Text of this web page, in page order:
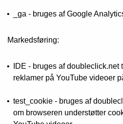
_ga - bruges af Google
Markedsføring:
IDE - bruges af
reklamer på YouTube videoer
test_cookie - bruges af
om browseren understøtter